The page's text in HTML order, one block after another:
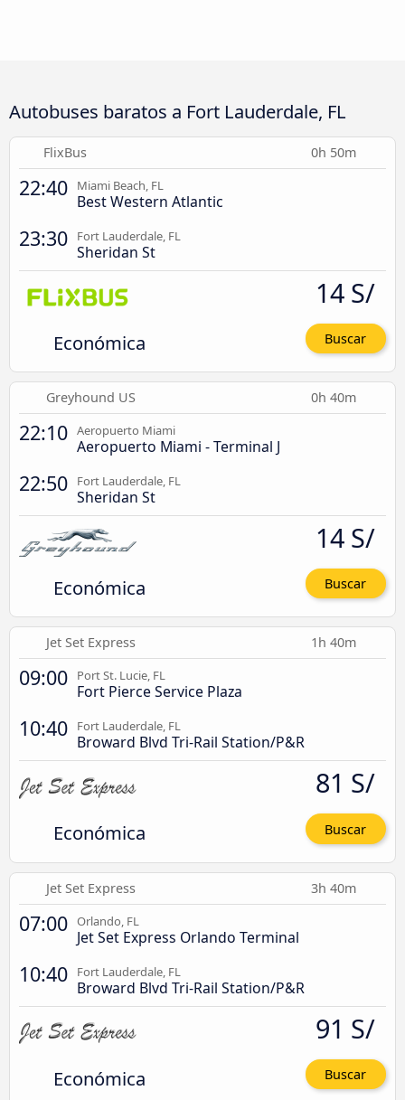
Autobuses baratos a Fort Lauderdale, FL
FlixBus 0h 50m
22:40 Miami Beach, FL
Best Western Atlantic
23:30 Fort Lauderdale, FL
Sheridan St
Económica
14 S/
Buscar
Greyhound US 0h 40m
22:10 Aeropuerto Miami
Aeropuerto Miami - Terminal J
22:50 Fort Lauderdale, FL
Sheridan St
Económica
14 S/
Buscar
Jet Set Express 1h 40m
09:00 Port St. Lucie, FL
Fort Pierce Service Plaza
10:40 Fort Lauderdale, FL
Broward Blvd Tri-Rail Station/P&R
Económica
81 S/
Buscar
Jet Set Express 3h 40m
07:00 Orlando, FL
Jet Set Express Orlando Terminal
10:40 Fort Lauderdale, FL
Broward Blvd Tri-Rail Station/P&R
Económica
91 S/
Buscar